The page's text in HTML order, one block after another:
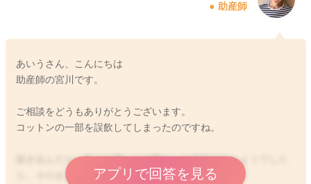
助産師
あいうさん、こんにちは
助産師の宮川です。
ご相談をどうもありがとうございます。
コットンの一部を誤飲してしまったのですね。
咳き込んだり、飲みが悪いなど変わった様子がないようでした
ら、そのまま胃に達しているのだと思います。
アプリで回答を見る